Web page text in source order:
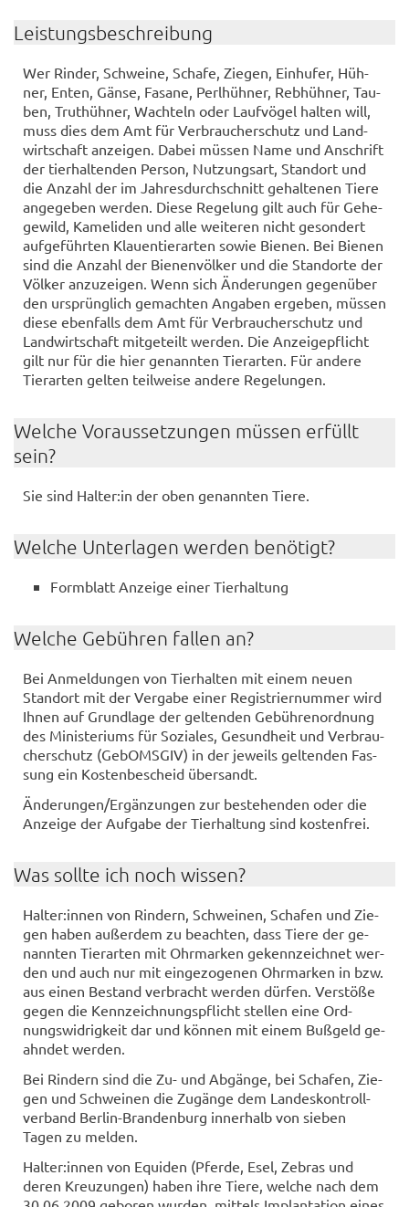
Leis­tungs­be­schrei­bung
Wer Rin­der, Schwei­ne, Scha­fe, Zie­gen, Ein­hu­fer, Hüh­
ner, Enten, Gänse, Fa­sa­ne, Perl­hüh­ner, Reb­hüh­ner, Tau­
ben, Trut­hüh­ner, Wach­teln oder Lauf­vö­gel hal­ten will,
muss dies dem Amt für Ver­brau­cher­schutz und Land­
wirt­schaft an­zei­gen. Dabei müs­sen Name und An­schrift
der tier­hal­ten­den Per­son, Nut­zungs­art, Stand­ort und
die An­zahl der im Jah­res­durch­schnitt ge­hal­te­nen Tiere
an­ge­ge­ben wer­den. Diese Re­ge­lung gilt auch für Ge­he­
ge­wild, Ka­meli­den und alle wei­te­ren nicht ge­son­dert
auf­ge­führ­ten Klau­en­tier­ar­ten sowie Bie­nen. Bei Bie­nen
sind die An­zahl der Bie­nen­völ­ker und die Stand­or­te der
Völ­ker an­zu­zei­gen. Wenn sich Än­de­run­gen ge­gen­über
den ur­sprüng­lich ge­mach­ten An­ga­ben er­ge­ben, müs­sen
diese eben­falls dem Amt für Ver­brau­cher­schutz und
Land­wirt­schaft mit­ge­teilt wer­den. Die An­zei­ge­pflicht
gilt nur für die hier ge­nann­ten Tier­ar­ten. Für an­de­re
Tier­ar­ten gel­ten teil­wei­se an­de­re Re­ge­lun­gen.
Wel­che Vor­aus­set­zun­gen müs­sen er­füllt
sein?
Sie sind Hal­ter:in der oben ge­nann­ten Tiere.
Wel­che Un­ter­la­gen wer­den be­nö­tigt?
Form­blatt An­zei­ge einer Tier­hal­tung
Wel­che Ge­büh­ren fal­len an?
Bei An­mel­dun­gen von Tier­hal­ten mit einem neuen
Stand­ort mit der Ver­ga­be einer Re­gis­trier­num­mer wird
Ihnen auf Grund­la­ge der gel­ten­den Ge­büh­ren­ord­nung
des Mi­nis­te­ri­ums für So­zia­les, Ge­sund­heit und Ver­brau­
cher­schutz (Ge­bOMS­GIV) in der je­weils gel­ten­den Fas­
sung ein Kos­ten­be­scheid über­sandt.
Än­de­run­gen/Er­gän­zun­gen zur be­stehen­den oder die
An­zei­ge der Auf­ga­be der Tier­hal­tung sind kos­ten­frei.
Was soll­te ich noch wis­sen?
Hal­ter:innen von Rin­dern, Schwei­nen, Scha­fen und Zie­
gen haben au­ßer­dem zu be­ach­ten, dass Tiere der ge­
nann­ten Tier­ar­ten mit Ohr­mar­ken ge­kenn­zeich­net wer­
den und auch nur mit ein­ge­zo­ge­nen Ohr­mar­ken in bzw.
aus einen Be­stand ver­bracht wer­den dür­fen. Ver­stö­ße
gegen die Kenn­zeich­nungs­pflicht stel­len eine Ord­
nungs­wid­rig­keit dar und kön­nen mit einem Buß­geld ge­
ahn­det wer­den.
Bei Rin­dern sind die Zu- und Ab­gän­ge, bei Scha­fen, Zie­
gen und Schwei­nen die Zu­gän­ge dem Lan­des­kon­troll­
ver­band Berlin-​Brandenburg in­ner­halb von sie­ben
Tagen zu mel­den.
Hal­ter:innen von Equi­den (Pfer­de, Esel, Ze­bras und
deren Kreu­zun­gen) haben ihre Tiere, wel­che nach dem